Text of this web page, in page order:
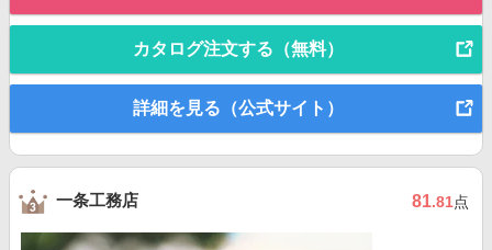
カタログ注文する（無料）
詳細を見る（公式サイト）
一条工務店 81.81点